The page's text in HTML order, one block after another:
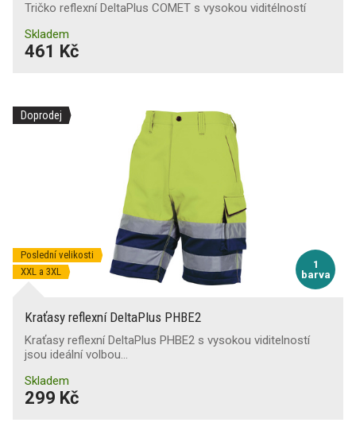
Tričko reflexní DeltaPlus COMET s vysokou viditélností
Skladem
461 Kč
Doprodej
1
barva
Poslední velikosti
XXL a 3XL
Kraťasy reflexní DeltaPlus PHBE2
Kraťasy reflexní DeltaPlus PHBE2 s vysokou viditelností
jsou ideální volbou…
Skladem
299 Kč